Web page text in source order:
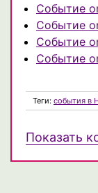
Событие
Событие
Событие
Событие
Теги: события в
Показать